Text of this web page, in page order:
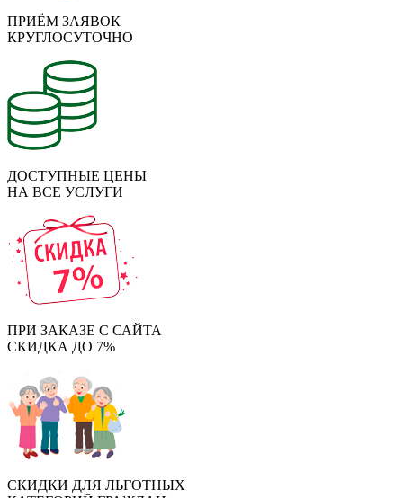
ПРИЁМ ЗАЯВОК
КРУГЛОСУТОЧНО
ДОСТУПНЫЕ ЦЕНЫ
НА ВСЕ УСЛУГИ
ПРИ ЗАКАЗЕ С САЙТА
СКИДКА ДО 7%
СКИДКИ ДЛЯ ЛЬГОТНЫХ